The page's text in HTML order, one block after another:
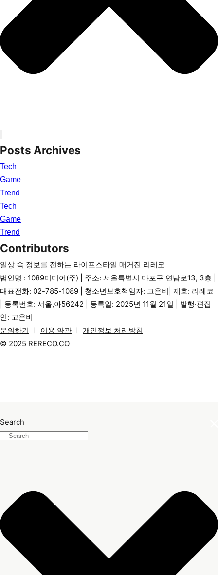
Posts Archives
Tech
Game
Trend
Tech
Game
Trend
Contributors
일상 속 정보를 전하는 라이프스타일 매거진 리레코
법인명 : 1089미디어(주) | 주소: 서울특별시 마포구 연남로13, 3층 |
대표전화: 02-785-1089 | 청소년보호책임자: 고은비| 제호: 리레코
| 등록번호: 서울,아56242 | 등록일: 2025년 11월 21일 | 발행·편집
인: 고은비
문의하기
ㅣ 이용 약관 ㅣ 개인정보 처리방침
© 2025 RERECO.CO
Search